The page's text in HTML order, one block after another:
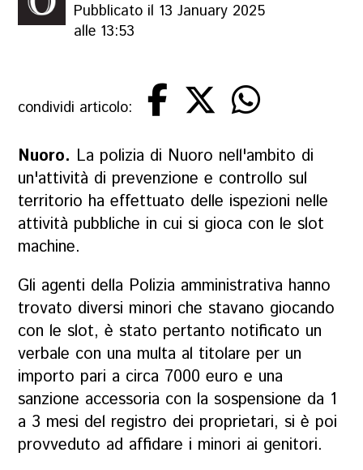
Pubblicato il 13 January 2025
alle 13:53
condividi articolo:
Nuoro. La polizia di Nuoro nell'ambito di
un'attività di prevenzione e controllo sul
territorio ha effettuato delle ispezioni nelle
attività pubbliche in cui si gioca con le slot
machine.
Gli agenti della Polizia amministrativa hanno
trovato diversi minori che stavano giocando
con le slot, è stato pertanto notificato un
verbale con una multa al titolare per un
importo pari a circa 7000 euro e una
sanzione accessoria con la sospensione da 1
a 3 mesi del registro dei proprietari, si è poi
provveduto ad affidare i minori ai genitori.